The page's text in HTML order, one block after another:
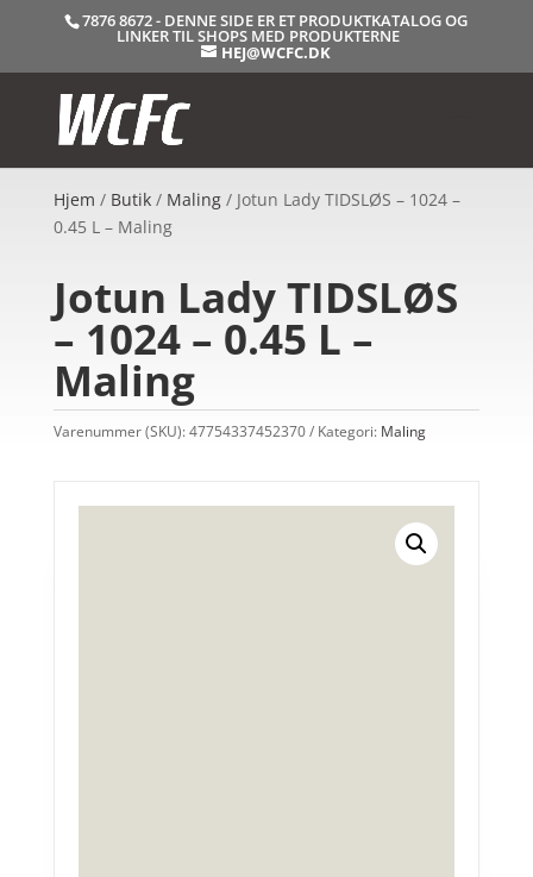
7876 8672 - DENNE SIDE ER ET PRODUKTKATALOG OG
LINKER TIL SHOPS MED PRODUKTERNE
HEJ@WCFC.DK
Hjem / Butik/ Maling/ Jotun Lady TIDSLØS – 1024 –
0.45 L – Maling
Jotun Lady TIDSLØS
– 1024 – 0.45 L –
Maling
Varenummer (SKU):47754337452370 Kategori: Maling